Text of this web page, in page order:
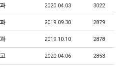
2020.04.03 3022
2019.09.30 2879
2019.10.10 2878
2020.04.06 2853